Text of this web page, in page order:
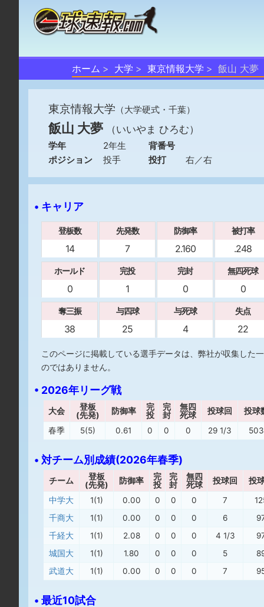
ホーム 大学 東京情報大学 飯山 大夢
東京情報大学 （大学硬式・千葉）
飯山 大夢 （いいやま ひろむ）
学年 2年生
背番号
ポジション
投手 投打 右／右
• キャリア
登板数
14
先発数
7
防御率
2.160
被打率
.248
ホールド
0
完投
1
完封
0
無四死球
0
奪三振
38
与四球
25
与死球
4
失点
22
このページに掲載している選手データは、弊社が収集した
のではありません。
• 2026年リーグ戦
大会
登板
(先発)
防御率
完
投
完
封
無四
死球
投球回 投球
春季 5(5) 0.61 0 0 0 29 1/3 503
• 対チーム別成績(2026年春季)
チーム
登板
(先発)
防御率
完
投
完
封
無四
死球
投球回 投
中学大 1(1) 0.00 0 0 0 7
千商大
1(1) 0.00 0 0 0 6
千経大
1(1) 2.08 0 0 0 4 1/3
城国大
1(1) 1.80 0 0 0 5
武道大
1(1) 0.00 0 0 0 7
• 最近10試合